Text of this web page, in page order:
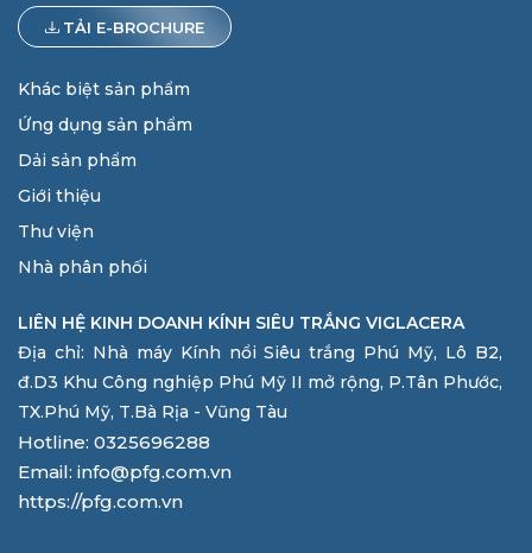
TẢI E-BROCHURE
Khác biệt sản phẩm
Ứng dụng sản phẩm
Dải sản phẩm
Giới thiệu
Thư viện
Nhà phân phối
LIÊN HỆ KINH DOANH KÍNH SIÊU TRẮNG VIGLACERA
Địa chỉ: Nhà máy Kính nổi Siêu trắng Phú Mỹ, Lô B2,
đ.D3 Khu Công nghiệp Phú Mỹ II mở rộng, P.Tân Phước,
TX.Phú Mỹ, T.Bà Rịa - Vũng Tàu
Hotline: 0325696288
Email: info@pfg.com.vn
https://pfg.com.vn